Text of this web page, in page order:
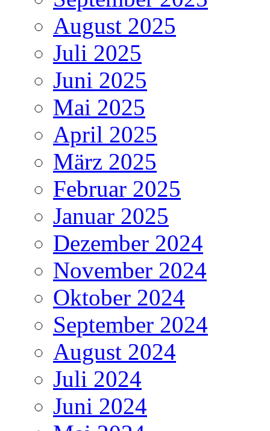
August 2025
Juli 2025
Juni 2025
Mai 2025
April 2025
März 2025
Februar 2025
Januar 2025
Dezember 2024
November 2024
Oktober 2024
September 2024
August 2024
Juli 2024
Juni 2024